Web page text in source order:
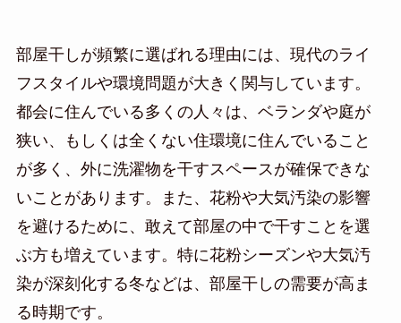
部屋干しが頻繁に選ばれる理由には、現代のライ
フスタイルや環境問題が大きく関与しています。
都会に住んでいる多くの人々は、ベランダや庭が
狭い、もしくは全くない住環境に住んでいること
が多く、外に洗濯物を干すスペースが確保できな
いことがあります。また、花粉や大気汚染の影響
を避けるために、敢えて部屋の中で干すことを選
ぶ方も増えています。特に花粉シーズンや大気汚
染が深刻化する冬などは、部屋干しの需要が高ま
る時期です。